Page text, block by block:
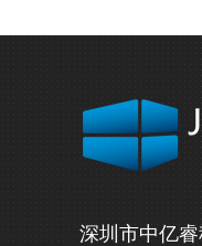
深圳市中亿睿